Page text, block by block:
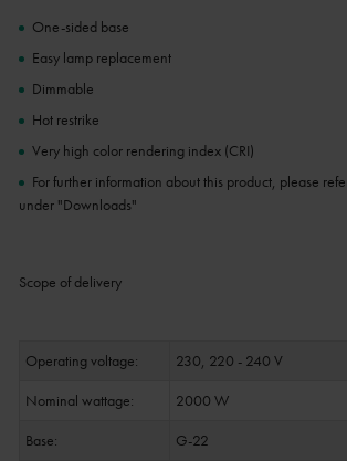
One-sided base
Easy lamp replacement
Dimmable
Hot restrike
Very high color rendering index (CRI)
For further information about this product, please
under "Downloads"
Scope of delivery
Operating voltage:
230, 220 - 240 V
Nominal wattage:
2000 W
Base:
G-22